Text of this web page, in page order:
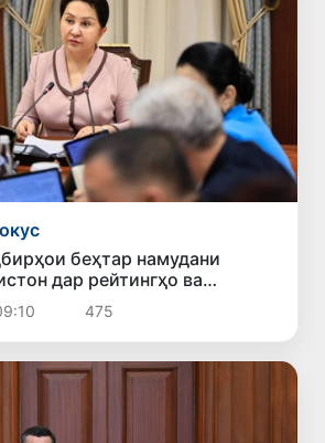
беҳтар намудани
дар рейтингҳо ва
баррасӣ шуданд
475